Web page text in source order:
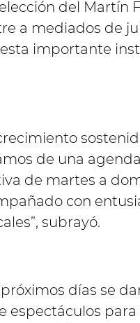
del Martín
a mediados de
importante
de una
de martes a
con
subrayó.
días se
para